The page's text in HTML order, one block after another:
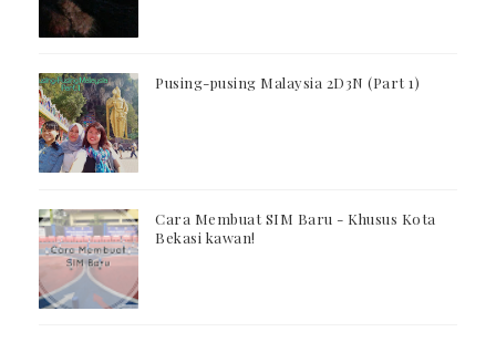
Pusing-pusing Malaysia 2D3N (Part 1)
Cara Membuat SIM Baru - Khusus Kota
Bekasi kawan!